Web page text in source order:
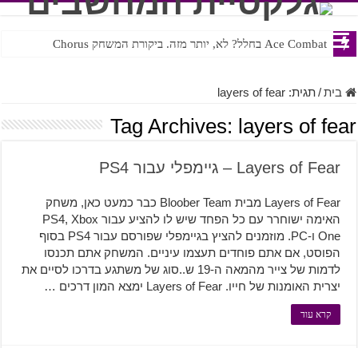
Ace Combat בחלל? לא, יותר מזה. ביקורת המשחק Chorus
Steven Universe והשירים שתורגמו בצורה נוראית לעברית
בית/תגית:layers of fear
Tag Archives: layers of fear
Layers of Fear – גיימפלי עבור PS4
Layers of Fear מבית Bloober Team כבר כמעט כאן, משחק
האימה ישוחרר עם כל הפחד שיש לו להציע עבור PS4, Xbox
One ו-PC. מוזמנים להציץ בגיימפלי שפורסם עבור PS4 בסוף
הפוסט, אם אתם פוחדים תעצמו עיניים. המשחק אתם תכנסו
לדמות של צייר מהמאה ה-19 ש..סוג של משתגע בדרכו לסיים את
יצרית האומנות של חייו. Layers of Fear ימצא המון דרכים …
קרא עוד